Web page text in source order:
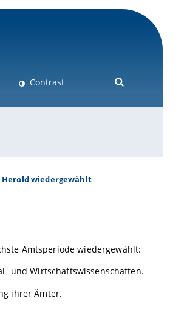
Contrast
Herold wiedergewählt
Amtsperiode wiedergewählt:
und Wirtschaftswissenschaften.
ihrer Ämter.